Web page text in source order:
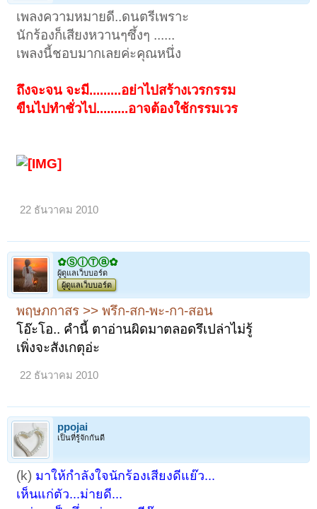
เพลงความหมายดี..ดนตรีเพราะ
นักร้องก็เสียงหวานๆซึ้งๆ ......
เพลงนี้ชอบมากเลยค่ะคุณหนึ่ง
ถึงจะจน จะมี.........อย่าไปสร้างเวรกรรม
ขืนไปทำชั่วไป.........อาจต้องใช้กรรมเวร
22 ธันวาคม 2010
✿ⓈⓘⓉⓐ✿
ผู้ดูแลเว็บบอร์ด
ผู้ดูแลเว็บบอร์ด
พฤษภกาสร >> พรึก-สก-พะ-กา-สอน
โอ๊ะโอ.. คำนี้ ตาอ่านผิดมาตลอดรึเปล่าไม่รู้
เพิ่งจะสังเกตุอ่ะ
22 ธันวาคม 2010
ppojai
เป็นที่รู้จักกันดี
(k) มาให้กำลังใจนักร้องเสียงดีแย๊ว...
เห็นแก่ตัว...ม่ายดี...